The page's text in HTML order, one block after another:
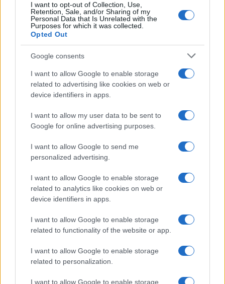
I want to opt-out of Collection, Use,
Retention, Sale, and/or Sharing of my
Personal Data that Is Unrelated with the
Purposes for which it was collected.
Opted Out
Google consents
I want to allow Google to enable storage
related to advertising like cookies on web or
device identifiers in apps.
I want to allow my user data to be sent to
Google for online advertising purposes.
I want to allow Google to send me
personalized advertising.
I want to allow Google to enable storage
related to analytics like cookies on web or
device identifiers in apps.
I want to allow Google to enable storage
related to functionality of the website or app.
I want to allow Google to enable storage
related to personalization.
I want to allow Google to enable storage
Condividi l'articolo
F
a
ce
b
o
o
k
T
w
it
te
r
Pi
n
te
re
st
W
at
s
A
p
p
S
a
Articolo precedente
Prossimo articolo
Gallura
vivo: un amico vip svela come fa
Calangianus, dopo le polemiche il centro
accoglienza minori chiude